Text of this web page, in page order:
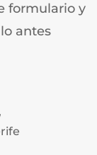
formulario y
antes